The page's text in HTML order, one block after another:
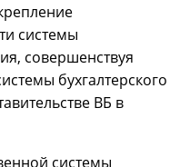
системы
совершенствуя
бухгалтерского
ВБ в
системы